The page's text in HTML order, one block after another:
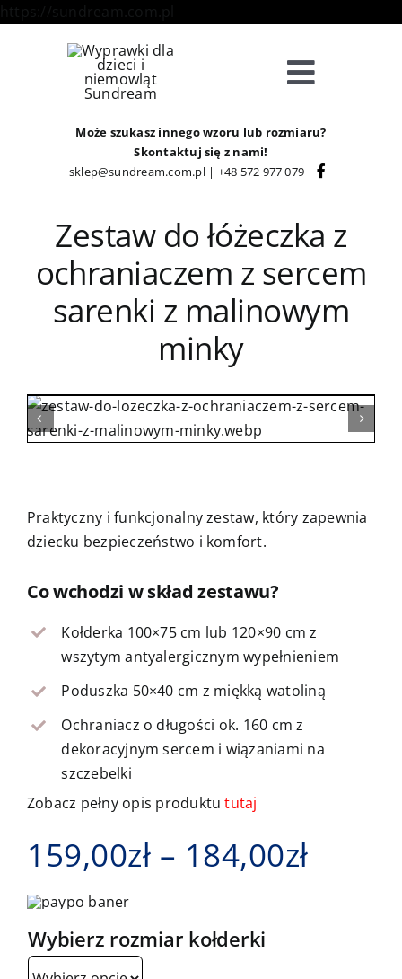
Toggle
Sklep
Strefa Klienta
Informacje
Kontakt
Może szukasz innego wzoru lub rozmiaru?
Skontaktuj się z nami!
sklep@sundream.com.pl| +48 572 977 079 |
Zestaw do łóżeczka z
ochraniaczem z sercem
sarenki z malinowym
minky
Praktyczny i funkcjonalny zestaw, który zapewnia
dziecku bezpieczeństwo i komfort.
Co wchodzi w skład zestawu?
Kołderka 100×75 cm lub 120×90 cm z
wszytym antyalergicznym wypełnieniem
Poduszka 50×40 cm z miękką watoliną
Ochraniacz o długości ok. 160 cm z
dekoracyjnym sercem i wiązaniami na
szczebelki
Zobacz pełny opis produktututaj
159,00zł – 184,00zł
Wybierz rozmiar kołderki